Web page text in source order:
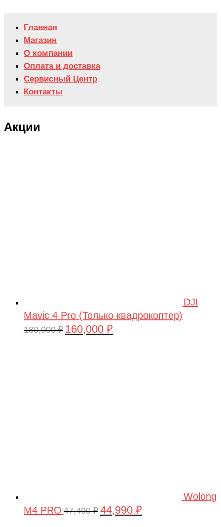
Главная
Магазин
О компании
Оплата и доставка
Сервисный Центр
Контакты
Акции
DJI
Mavic 4 Pro (Только квадрокоптер)
180,000₽ Первоначальная
160,000 ₽
Wolong
M4 PRO 47,490₽ Первоначальная
44,990 ₽